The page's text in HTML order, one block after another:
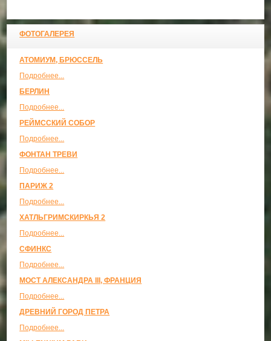
ФОТОГАЛЕРЕЯ
АТОМИУМ, БРЮССЕЛЬ
Подробнее...
БЕРЛИН
Подробнее...
РЕЙМССКИЙ СОБОР
Подробнее...
ФОНТАН ТРЕВИ
Подробнее...
ПАРИЖ 2
Подробнее...
ХАТЛЬГРИМСКИРКЬЯ 2
Подробнее...
СФИНКС
Подробнее...
МОСТ АЛЕКСАНДРА III, ФРАНЦИЯ
Подробнее...
ДРЕВНИЙ ГОРОД ПЕТРА
Подробнее...